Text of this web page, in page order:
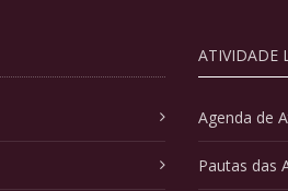
ATIVIDADE
Agenda de
Pautas das